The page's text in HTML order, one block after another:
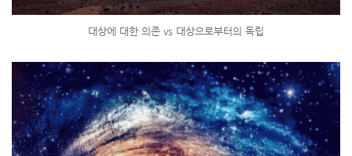
대상에 대한 의존 vs 대상으로부터의 독립